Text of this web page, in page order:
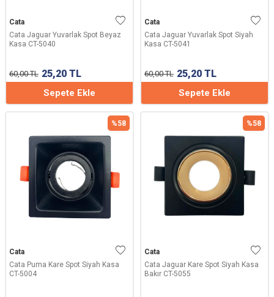
Cata
Cata Jaguar Yuvarlak Spot Beyaz
Kasa CT-5040
60,00TL 25,20 TL
Sepete Ekle
Cata
Cata Jaguar Yuvarlak Spot Siyah
Kasa CT-5041
60,00TL 25,20 TL
Sepete Ekle
%58
Cata
Cata Puma Kare Spot Siyah Kasa
CT-5004
%58
Cata
Cata Jaguar Kare Spot Siyah Kasa
Bakır CT-5055